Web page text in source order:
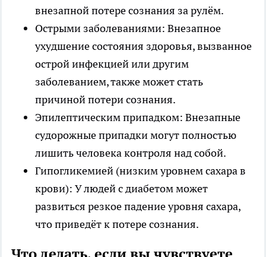
внезапной потере сознания за рулём.
Острыми заболеваниями: Внезапное
ухудшение состояния здоровья, вызванное
острой инфекцией или другим
заболеванием, также может стать
причиной потери сознания.
Эпилептическим припадком: Внезапные
судорожные припадки могут полностью
лишить человека контроля над собой.
Гипогликемией (низким уровнем сахара в
крови): У людей с диабетом может
развиться резкое падение уровня сахара,
что приведёт к потере сознания.